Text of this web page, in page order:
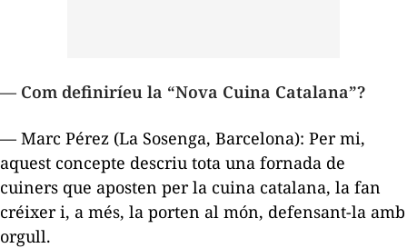
— Com definiríeu la “Nova Cuina Catalana”?
— Marc Pérez (La Sosenga, Barcelona): Per mi,
aquest concepte descriu tota una fornada de
cuiners que aposten per la cuina catalana, la fan
créixer i, a més, la porten al món, defensant-la amb
orgull.